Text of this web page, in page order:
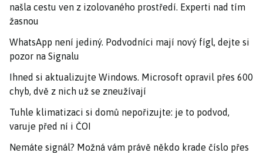
našla cestu ven z izolovaného prostředí. Experti nad tím
žasnou
WhatsApp není jediný. Podvodníci mají nový fígl, dejte si
pozor na Signalu
Ihned si aktualizujte Windows. Microsoft opravil přes 600
chyb, dvě z nich už se zneužívají
Tuhle klimatizaci si domů nepořizujte: je to podvod,
varuje před ní i ČOI
Nemáte signál? Možná vám právě někdo krade číslo přes